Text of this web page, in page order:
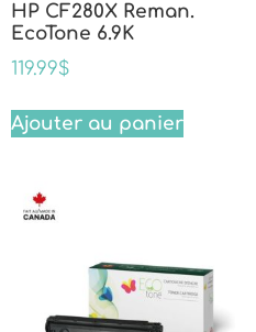
HP CF280X Reman.
EcoTone 6.9K
119.99$
Ajouter au panier